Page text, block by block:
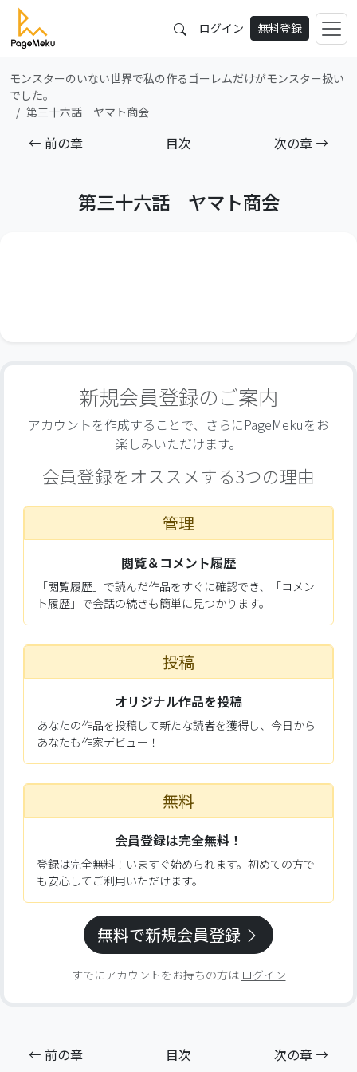
ログイン 無料登録
モンスターのいない世界で私の作るゴーレムだけがモンスター扱い
でした。
第三十六話 ヤマト商会
前の章 目次 次の章
第三十六話 ヤマト商会
新規会員登録のご案内
アカウントを作成することで、さらにPageMekuをお
楽しみいただけます。
会員登録をオススメする3つの理由
管理
閲覧＆コメント履歴
「閲覧履歴」で読んだ作品をすぐに確認でき、「コメン
ト履歴」で会話の続きも簡単に見つかります。
投稿
オリジナル作品を投稿
あなたの作品を投稿して新たな読者を獲得し、今日から
あなたも作家デビュー！
無料
会員登録は完全無料！
登録は完全無料！いますぐ始められます。初めての方で
も安心してご利用いただけます。
無料で新規会員登録
すでにアカウントをお持ちの方は ログイン
前の章 目次 次の章